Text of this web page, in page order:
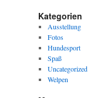
Kategorien
Ausstellung
Fotos
Hundesport
Spaß
Uncategorized
Welpen